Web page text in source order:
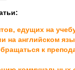
едущих на
на английском
к